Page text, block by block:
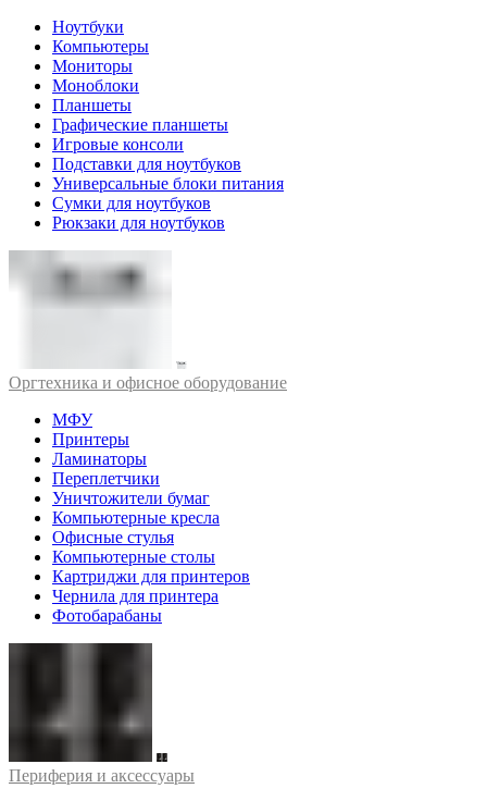
Ноутбуки
Компьютеры
Мониторы
Моноблоки
Планшеты
Графические планшеты
Игровые консоли
Подставки для ноутбуков
Универсальные блоки питания
Сумки для ноутбуков
Рюкзаки для ноутбуков
Оргтехника и офисное оборудование
МФУ
Принтеры
Ламинаторы
Переплетчики
Уничтожители бумаг
Компьютерные кресла
Офисные стулья
Компьютерные столы
Картриджи для принтеров
Чернила для принтера
Фотобарабаны
Периферия и аксессуары